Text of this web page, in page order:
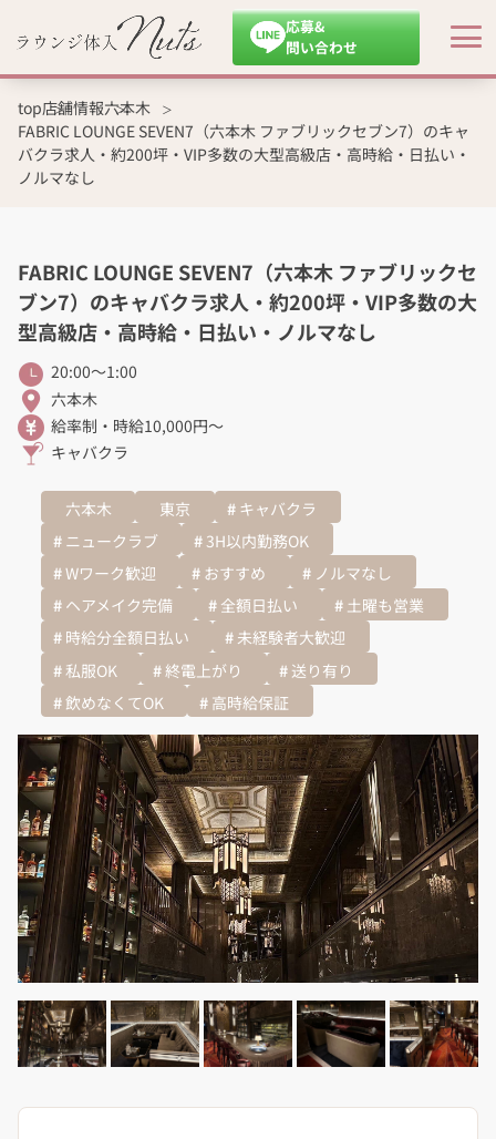
応募&
問い合わせ
top店舗情報六本木
FABRIC LOUNGE SEVEN7（六本木 ファブリックセブン7）のキャ
バクラ求人・約200坪・VIP多数の大型高級店・高時給・日払い・
ノルマなし
FABRIC LOUNGE SEVEN7（六本木 ファブリックセ
ブン7）のキャバクラ求人・約200坪・VIP多数の大
型高級店・高時給・日払い・ノルマなし
20:00〜1:00
六本木
給率制・時給10,000円〜
キャバクラ
六本木 東京
キャバクラ
ニュークラブ
3H以内勤務OK
Wワーク歓迎
おすすめ
ノルマなし
ヘアメイク完備
全額日払い
土曜も営業
時給分全額日払い
未経験者大歓迎
私服OK
終電上がり
送り有り
飲めなくてOK
高時給保証